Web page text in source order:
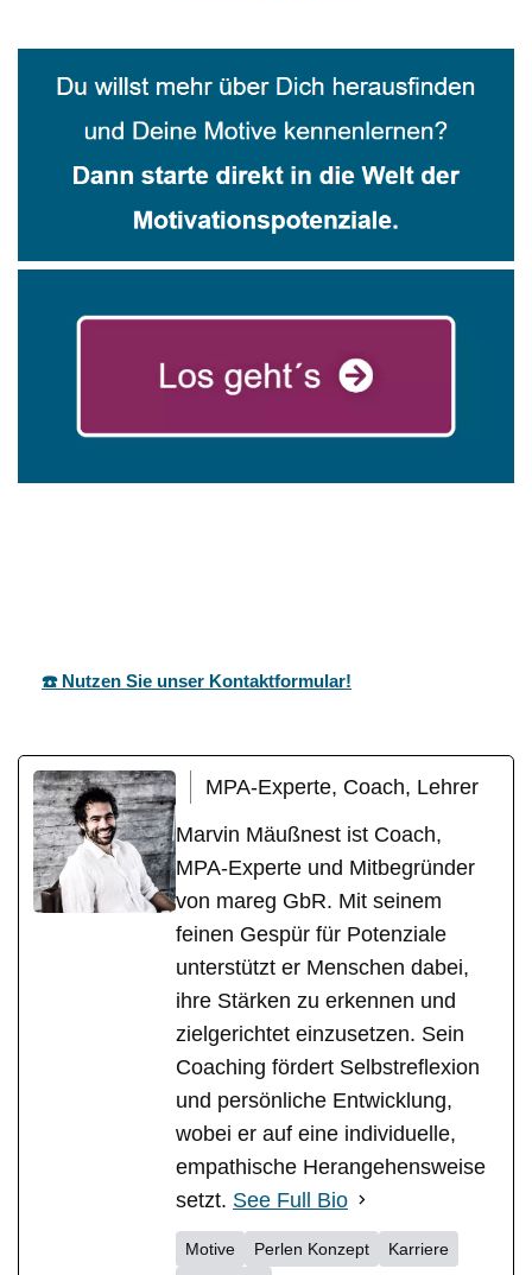
☎️ Nutzen Sie unser Kontaktformular!
MPA-Experte, Coach, Lehrer
Marvin Mäußnest ist Coach,
MPA-Experte und Mitbegründer
von mareg GbR. Mit seinem
feinen Gespür für Potenziale
unterstützt er Menschen dabei,
ihre Stärken zu erkennen und
zielgerichtet einzusetzen. Sein
Coaching fördert Selbstreflexion
und persönliche Entwicklung,
wobei er auf eine individuelle,
empathische Herangehensweise
setzt. See Full Bio
Motive Perlen Konzept
Karriere